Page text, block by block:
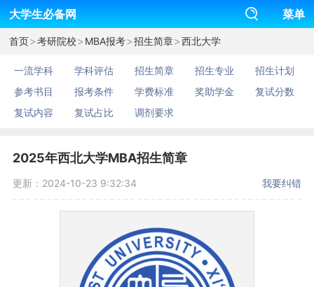
大学生必备网 菜单
首页>考研院校>MBA报考>招生简章>西北大学
一流学科 学科评估 招生简章 招生专业
招生计划
参考书目
报考条件 学费标准 奖助学金
复试分数
复试内容
复试占比 调剂要求
2025年西北大学MBA招生简章
更新：2024-10-23 9:32:34 我要纠错